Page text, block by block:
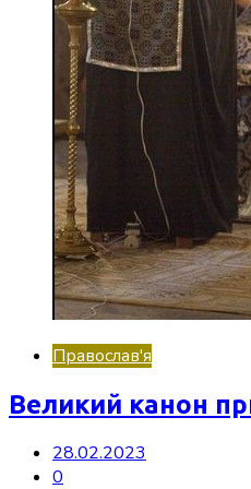
Православ'я
Великий канон
28.02.2023
0